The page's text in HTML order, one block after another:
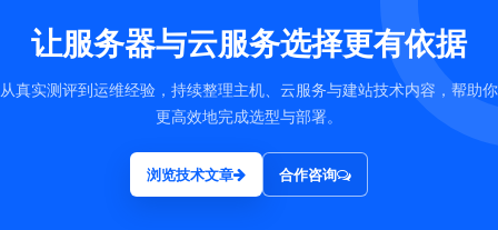
让服务器与云服务选择更有依据
从真实测评到运维经验，持续整理主机、云服务与建站技术内容，帮助你
更高效地完成选型与部署。
浏览技术文章 合作咨询